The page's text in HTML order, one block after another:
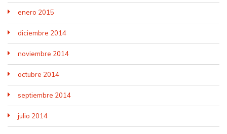
enero 2015
diciembre 2014
noviembre 2014
octubre 2014
septiembre 2014
julio 2014